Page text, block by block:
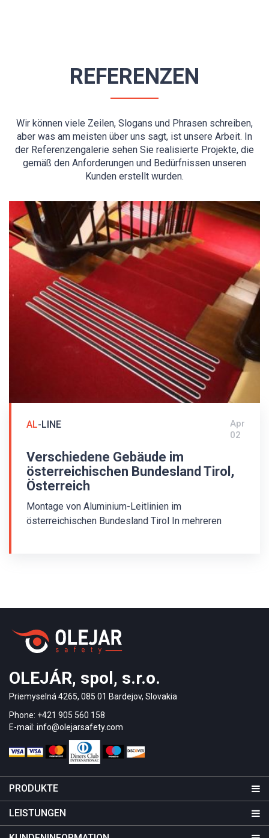
REFERENZEN
Wir können viele Zeilen, Slogans und Phrasen schreiben,
aber was am meisten über uns sagt, ist unsere Arbeit. In
der Referenzengalerie sehen Sie realisierte Projekte, die
gemäß den Anforderungen und Bedürfnissen unseren
Kunden erstellt wurden.
AL-LINE
Apr
02
Verschiedene Gebäude im
österreichischen Bundesland Tirol,
Österreich
Montage von Aluminium-Leitlinien im
österreichischen Bundesland Tirol In mehreren
Aufmerksamkeitsfelder in einem Kindergarten,
mit Flüssigkleber. Das Aufmerksamkeitsfeld vor
der Treppe oben besteht aus quer verlaufenden
OLEJÁR, spol, s.r.o.
Priemyselná 4265, 085 01 Bardejov, Slovakia
Phone: +421 905 560 158
E-mail: info@olejarsafety.com
PRODUKTE
LEISTUNGEN